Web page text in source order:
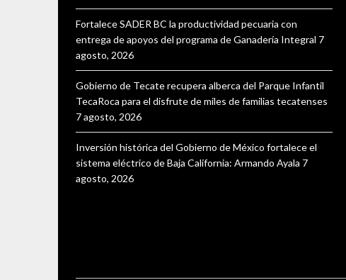
Fortalece SADER BC la productividad pecuaria con
entrega de apoyos del programa de Ganadería Integral 7
agosto, 2026
Gobierno de Tecate recupera alberca del Parque Infantil
TecaRoca para el disfrute de miles de familias tecatenses
7 agosto, 2026
Inversión histórica del Gobierno de México fortalece el
sistema eléctrico de Baja California: Armando Ayala 7
agosto, 2026